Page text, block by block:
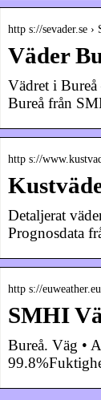
http s://sevader.se ›
Väder
Vädret i
Bureå från
http s://
Detaljerat
Prognosdata
http s://
SMHI
Bureå. Väg •